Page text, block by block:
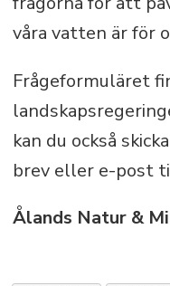
våra vatten är för
Frågeformuläret
kan du också
brev eller e-post
Ålands Natur &